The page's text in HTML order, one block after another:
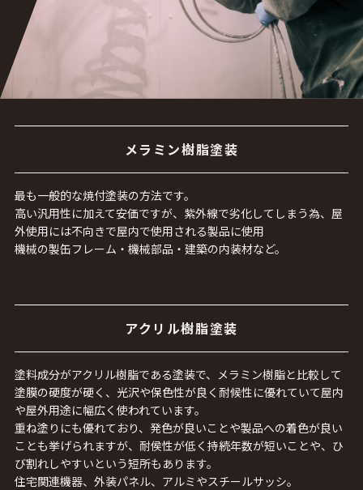
メラミン樹脂塗装
最も一般的な焼付塗装の方法です。
高い汎用性に加えて安価ですが、紫外線で劣化してしまう為、屋
外使用には不向きで屋内で使用される製品に使用
機械の製缶フレーム・機械部品・建築の内装材など。
アクリル樹脂塗装
塗料成分がアクリル樹脂である塗装で、メラミン樹脂と比較して
塗膜の硬度が硬く、光沢や保色性が良く耐候性に優れていて屋内
や屋外用途に幅広く使われています。
重ね塗りにも優れており、発色が良いことや製品への着色が良い
ことも挙げられますが、耐侯性が低く持続年数が短いことや、ひ
び割れしやすいという短所もあります。
住宅関連機器、外装パネル、アルミやスチールサッシ。